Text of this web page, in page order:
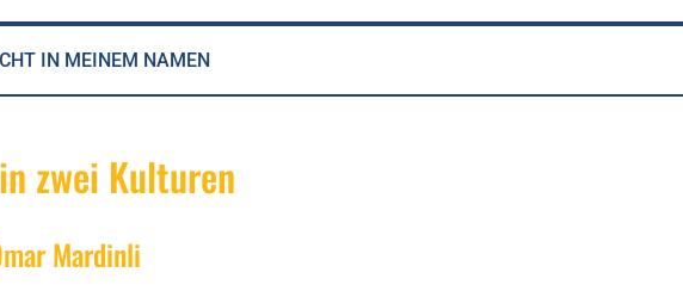
IN MEINEM NAMEN
zwei Kulturen
Mardinli